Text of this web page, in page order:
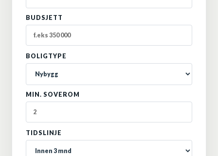
BUDSJETT
BOLIGTYPE
MIN. SOVEROM
TIDSLINJE